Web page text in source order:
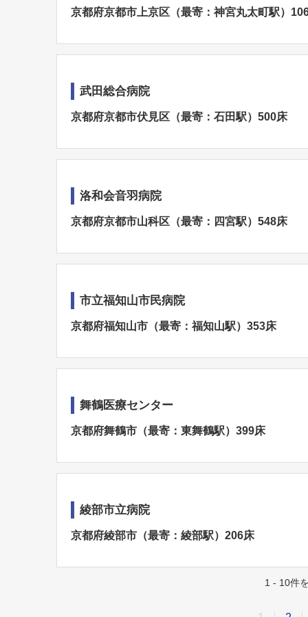
京都府京都市上京区（最寄：神宮丸太町駅）
武田総合病院
京都府京都市伏見区（最寄：石田駅）500床
洛和会音羽病院
京都府京都市山科区（最寄：四宮駅）548床
市立福知山市民病院
京都府福知山市（最寄：福知山駅）353床
舞鶴医療センター
京都府舞鶴市（最寄：東舞鶴駅）399床
綾部市立病院
京都府綾部市（最寄：綾部駅）206床
1 - 10件